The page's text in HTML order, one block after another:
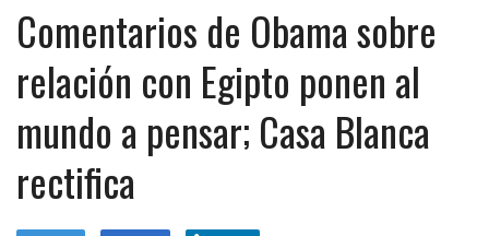
Comentarios de Obama sobre
relación con Egipto ponen al
mundo a pensar; Casa Blanca
rectifica